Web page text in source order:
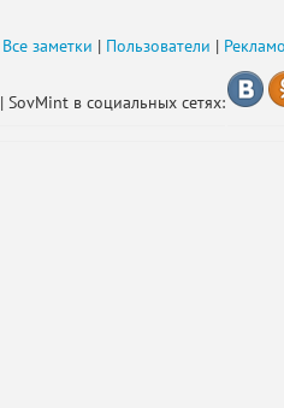
Все заметки | Пользователи |
| SovMint в социальных сетях: